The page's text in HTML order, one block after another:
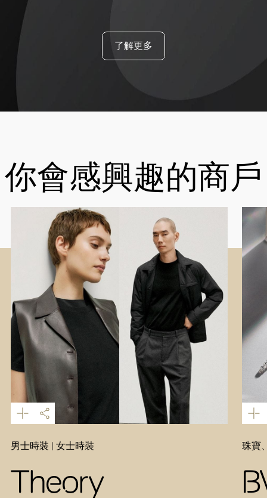
了解更多
你會感興趣的商戶
男士時裝 | 女士時裝
Theory
珠寶